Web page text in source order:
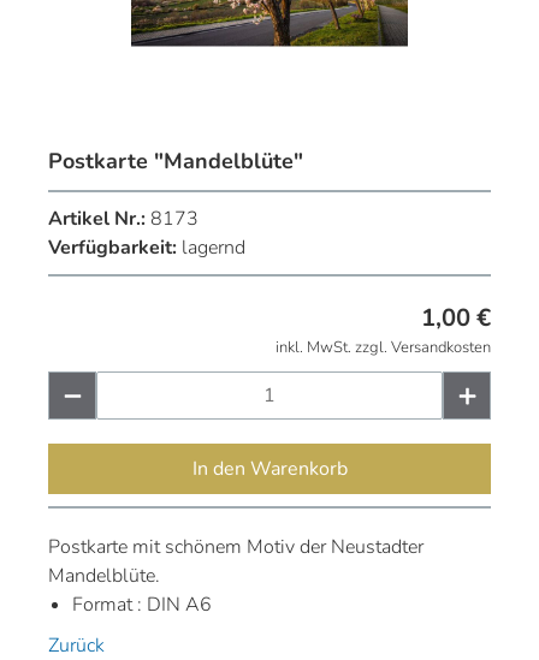
Postkarte "Mandelblüte"
Artikel Nr.: 8173
Verfügbarkeit: lagernd
1,00€
inkl. MwSt. zzgl. Versandkosten
In den Warenkorb
Postkarte mit schönem Motiv der Neustadter
Mandelblüte.
Format : DIN A6
Zurück